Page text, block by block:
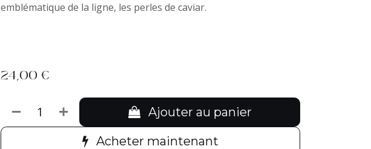
emblématique de la ligne, les perles de caviar.
24,00 €
Ajouter au panier
Acheter maintenant